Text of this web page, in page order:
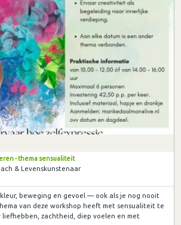
- thema sensualiteit
& Levenskunstenaar
beweging en gevoel — ook als je nog nooit
van deze workshop heeft met sensualiteit te
liefhebben, zachtheid, diep voelen en met